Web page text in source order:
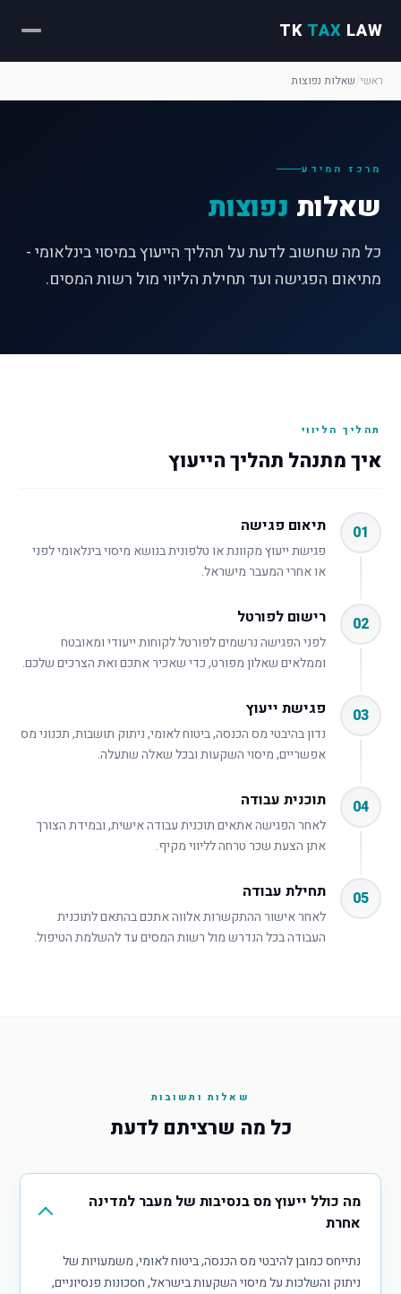
TK TAX LAW
ראשי שאלות נפוצות
מרכז המידע
שאלות נפוצות
כל מה שחשוב לדעת על תהליך הייעוץ במיסוי בינלאומי -
מתיאום הפגישה ועד תחילת הליווי מול רשות המסים.
תהליך הליווי
איך מתנהל תהליך הייעוץ
01 תיאום פגישה
פגישת ייעוץ מקוונת או טלפונית בנושא מיסוי בינלאומי לפני
או אחרי המעבר מישראל.
02 רישום לפורטל
לפני הפגישה נרשמים לפורטל לקוחות ייעודי ומאובטח
וממלאים שאלון מפורט, כדי שאכיר אתכם ואת הצרכים שלכם.
03 פגישת ייעוץ
נדון בהיבטי מס הכנסה, ביטוח לאומי, ניתוק תושבות, תכנוני מס
אפשריים, מיסוי השקעות ובכל שאלה שתעלה.
04 תוכנית עבודה
לאחר הפגישה אתאים תוכנית עבודה אישית, ובמידת הצורך
אתן הצעת שכר טרחה לליווי מקיף.
05 תחילת עבודה
לאחר אישור ההתקשרות אלווה אתכם בהתאם לתוכנית
העבודה בכל הנדרש מול רשות המסים עד להשלמת הטיפול.
שאלות ותשובות
כל מה שרציתם לדעת
מה כולל ייעוץ מס בנסיבות של מעבר למדינה
אחרת
נתייחס כמובן להיבטי מס הכנסה, ביטוח לאומי, משמעויות של
ניתוק והשלכות על מיסוי השקעות בישראל, חסכונות פנסיוניים,